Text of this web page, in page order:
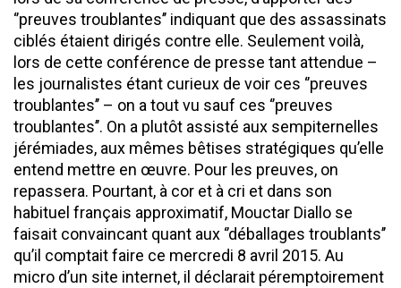
‘’preuves troublantes’’ indiquant que des assassinats
ciblés étaient dirigés contre elle. Seulement voilà,
lors de cette conférence de presse tant attendue –
les journalistes étant curieux de voir ces ‘’preuves
troublantes’’ – on a tout vu sauf ces ‘’preuves
troublantes’’. On a plutôt assisté aux sempiternelles
jérémiades, aux mêmes bêtises stratégiques qu’elle
entend mettre en œuvre. Pour les preuves, on
repassera. Pourtant, à cor et à cri et dans son
habituel français approximatif, Mouctar Diallo se
faisait convaincant quant aux ‘’déballages troublants’’
qu’il comptait faire ce mercredi 8 avril 2015. Au
micro d’un site internet, il déclarait péremptoirement